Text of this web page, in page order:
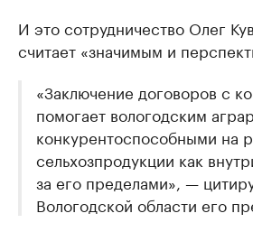
И это сотрудничество Олег
считает «значимым и
«Заключение договоров с
помогает вологодским
конкурентоспособными на
сельхозпродукции как
за его пределами», —
Вологодской области его